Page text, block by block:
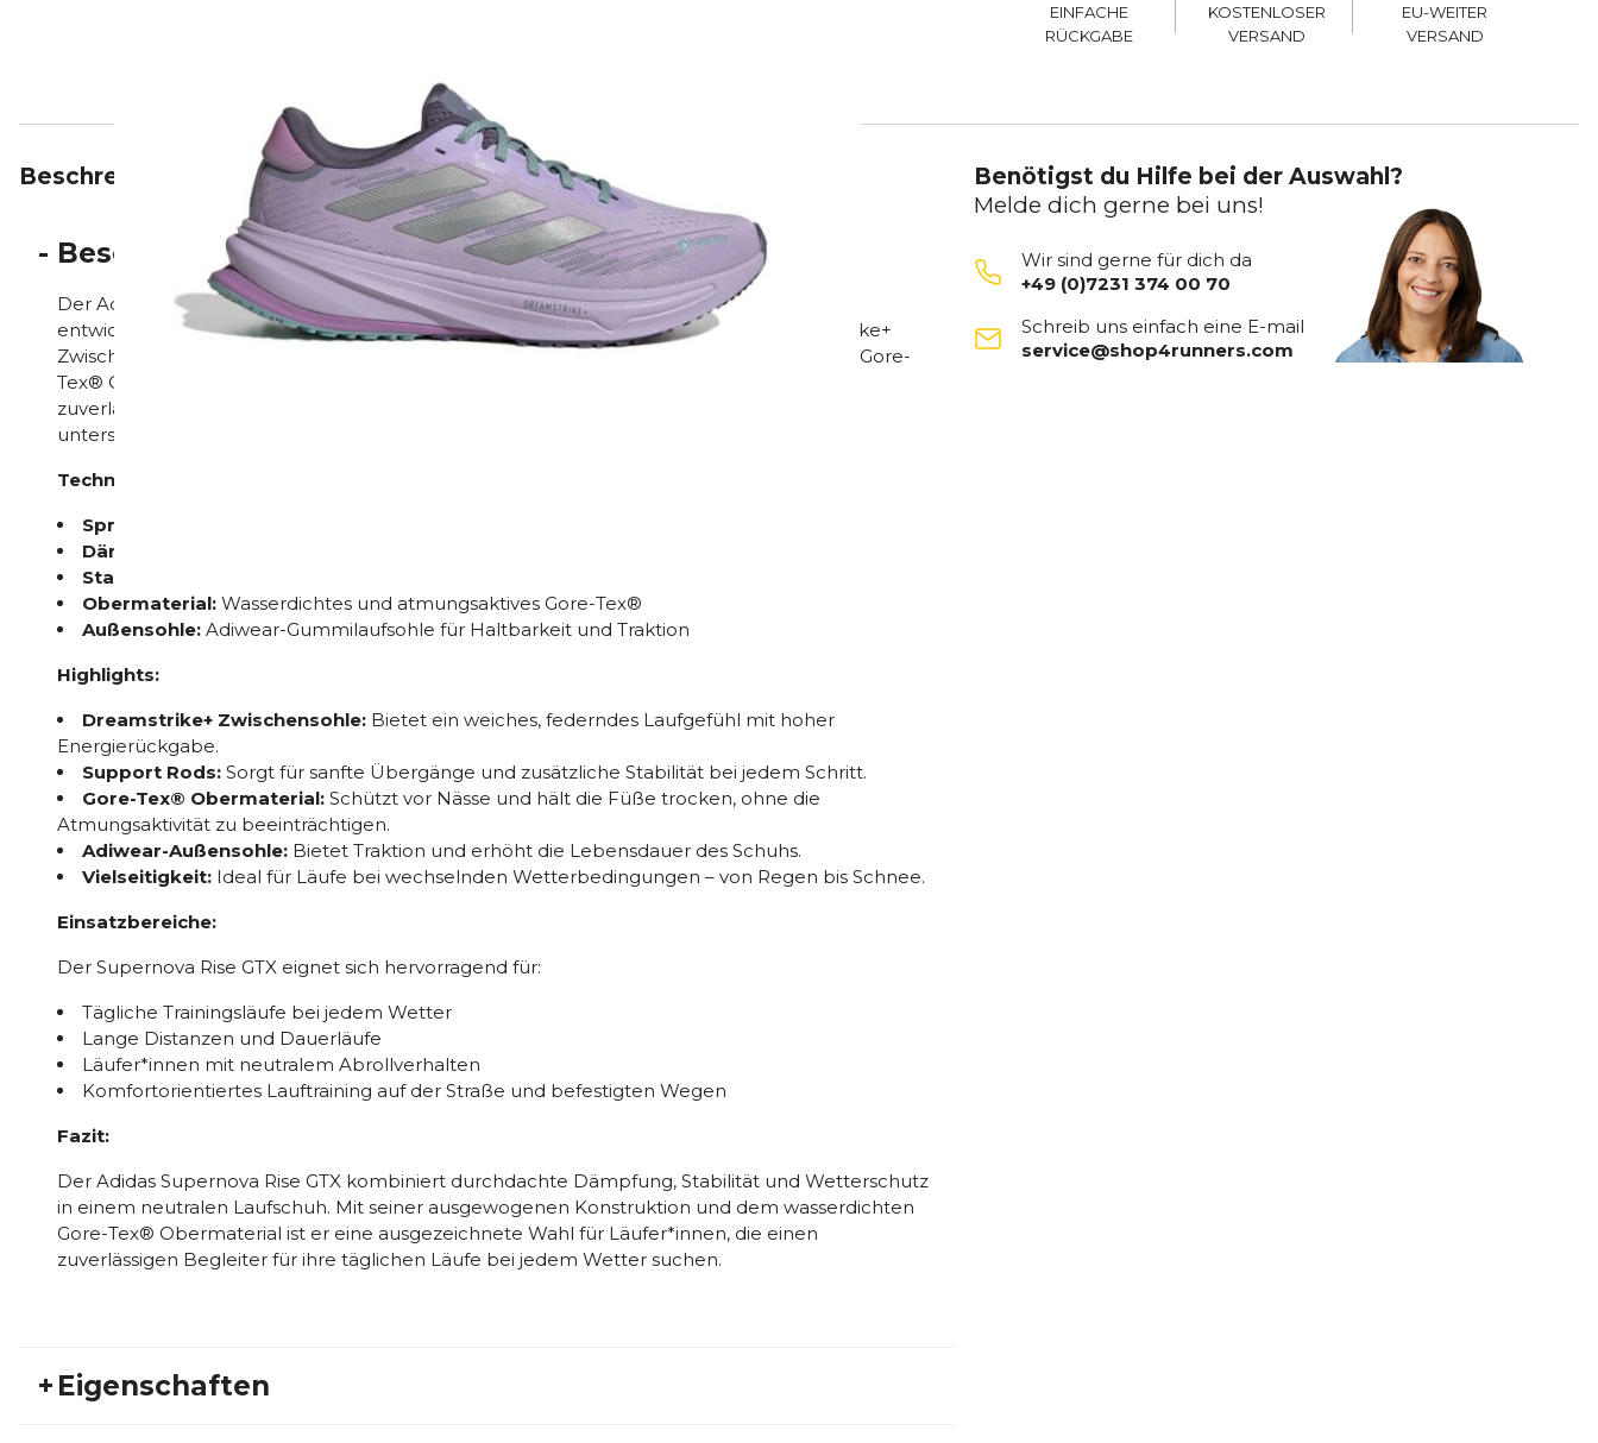
EINFACHE
RÜCKGABE
KOSTENLOSER
VERSAND
EU-WEITER
VERSAND
Beschreibung EigenschaftenBewertungen
- Beschreibung
Der Adidas Supernova Rise GTX ist ein neutraler Laufschuh, der speziell für Läufer*innen
entwickelt wurde, die bei jedem Wetter unterwegs sind. Mit seiner innovativen Dreamstrike+
Zwischensohle, den integrierten Support Rods und dem atmungsaktiven, wasserdichten Gore-
Tex® Obermaterial bietet er ein ausgewogenes Laufgefühl mit hoher Dämpfung und
zuverlässiger Stabilität – perfekt für tägliche Trainingsläufe und lange Distanzen bei
unterschiedlichsten Wetterbedingungen.
Technische Spezifikationen:
Sprengung:
Dämpfung:
Stabilität:
Obermaterial: Wasserdichtes und atmungsaktives Gore-Tex®
Außensohle: Adiwear-Gummilaufsohle für Haltbarkeit und Traktion
Highlights:
Dreamstrike+ Zwischensohle: Bietet ein weiches, federndes Laufgefühl mit hoher
Energierückgabe.
Support Rods: Sorgt für sanfte Übergänge und zusätzliche Stabilität bei jedem Schritt.
Gore-Tex® Obermaterial: Schützt vor Nässe und hält die Füße trocken, ohne die
Atmungsaktivität zu beeinträchtigen.
Adiwear-Außensohle: Bietet Traktion und erhöht die Lebensdauer des Schuhs.
Vielseitigkeit: Ideal für Läufe bei wechselnden Wetterbedingungen – von Regen bis Schnee.
Einsatzbereiche:
Der Supernova Rise GTX eignet sich hervorragend für:
Tägliche Trainingsläufe bei jedem Wetter
Lange Distanzen und Dauerläufe
Läufer*innen mit neutralem Abrollverhalten
Komfortorientiertes Lauftraining auf der Straße und befestigten Wegen
Fazit:
Der Adidas Supernova Rise GTX kombiniert durchdachte Dämpfung, Stabilität und Wetterschutz
in einem neutralen Laufschuh. Mit seiner ausgewogenen Konstruktion und dem wasserdichten
Gore-Tex® Obermaterial ist er eine ausgezeichnete Wahl für Läufer*innen, die einen
zuverlässigen Begleiter für ihre täglichen Läufe bei jedem Wetter suchen.
+ Eigenschaften
Benötigst du Hilfe bei der Auswahl?
Melde dich gerne bei uns!
Wir sind gerne für dich da
+49 (0)7231 374 00 70
Schreib uns einfach eine E-mail
service@shop4runners.com